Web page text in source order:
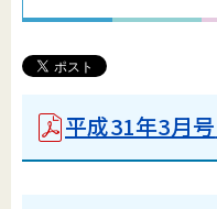
平成31年3月号